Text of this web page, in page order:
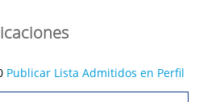
Publicar Lista Admitidos en Perfil